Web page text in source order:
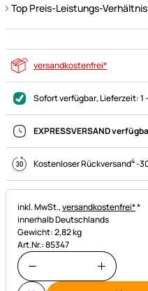
Top Preis-Leistungs-
versandkostenfrei*
Sofort verfügbar, Lieferzeit:1
EXPRESSVERSAND
Kostenloser Rückversand4-
Steuerhinweis:
inkl. MwSt.,versandkostenfrei**
innerhalb Deutschlands
Gewicht: 2,82 kg
Art.Nr.: 85347